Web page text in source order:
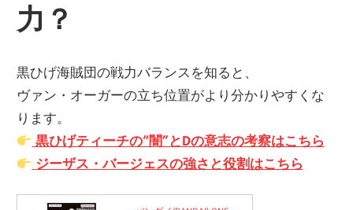
力？
黒ひげ海賊団の戦力バランスを知ると、
ヴァン・オーガーの立ち位置がより分かりやすくな
ります。
黒ひげティーチの“闇”とDの意志の考察はこちら
ジーザス・バージェスの強さと役割はこちら